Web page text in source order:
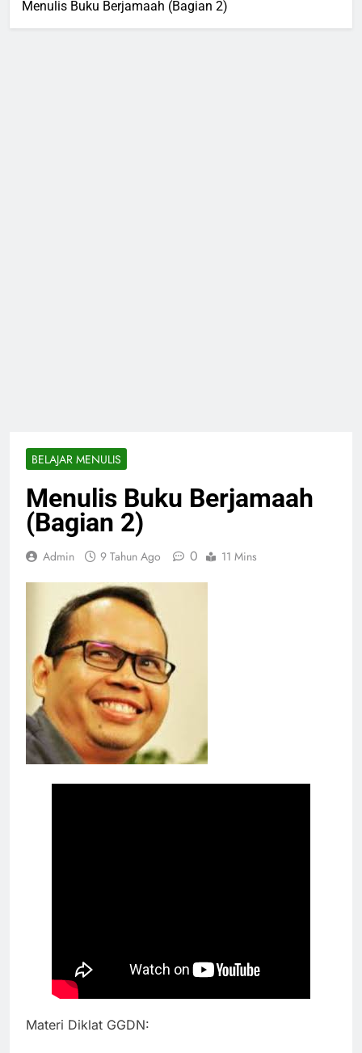
Menulis Buku Berjamaah (Bagian 2)
BELAJAR MENULIS
Menulis Buku Berjamaah
(Bagian 2)
Admin 9 Tahun Ago 0 11 Mins
Materi Diklat GGDN: